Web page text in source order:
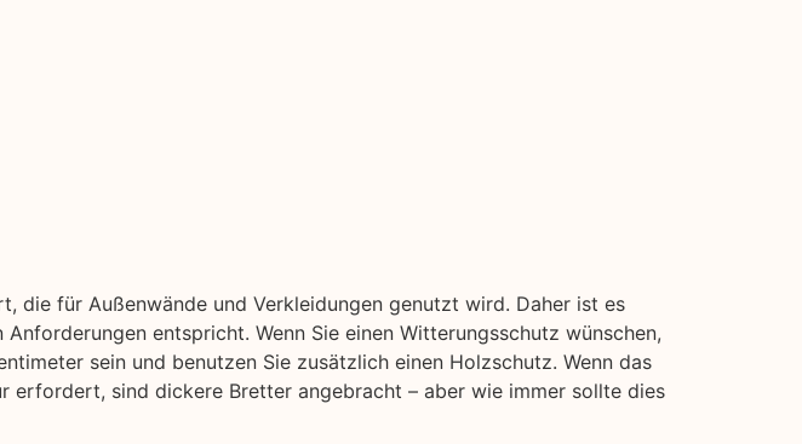
die für Außenwände und Verkleidungen genutzt wird. Daher ist es
entspricht. Wenn Sie einen Witterungsschutz wünschen,
sein und benutzen Sie zusätzlich einen Holzschutz. Wenn das
erfordert, sind dickere Bretter angebracht – aber wie immer sollte dies